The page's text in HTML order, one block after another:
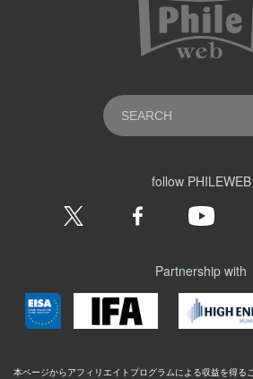
follow PHILEWEB
Partnership with
本ページからアフィリエイトプログラムによる収益を得る